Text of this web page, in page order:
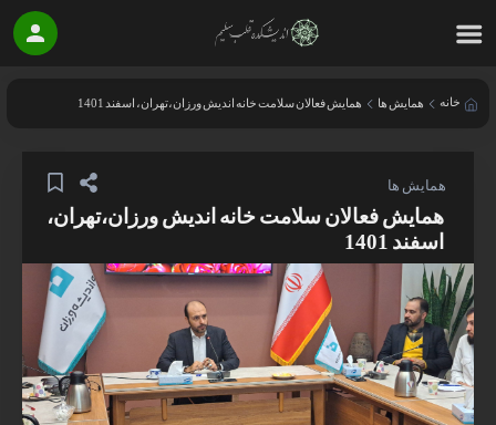
خانه همایش ها همایش فعالان سلامت خانه اندیش ورزان،تهران، اسفند 1401
همایش ها
همایش فعالان سلامت خانه اندیش ورزان،تهران،
اسفند 1401